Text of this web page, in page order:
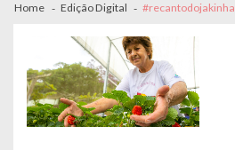
Home Edição Digital #recantodojakinha